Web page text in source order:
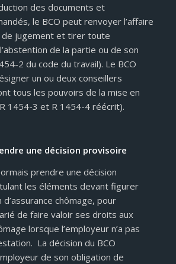
des documents et
le BCO peut renvoyer l’affaire
de jugement et tirer toute
de la partie ou de son
2 du code du travail). Le BCO
un ou deux conseillers
tous les pouvoirs de la mise en
1454-3 et R 1454-4 réécrit).
une décision provisoire
prendre une décision
les éléments devant figurer
chômage, pour
de faire valoir ses droits aux
lorsque l’employeur n’a pas
La décision du BCO
de son obligation de